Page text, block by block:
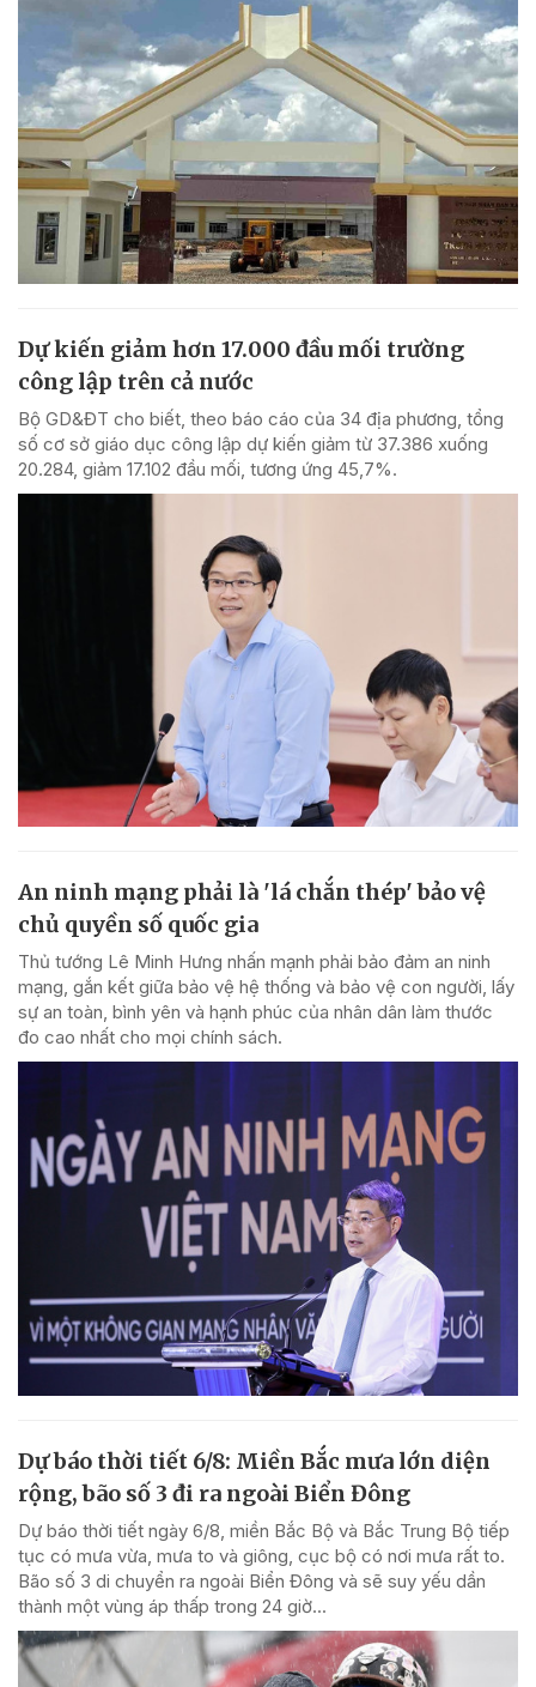
Dự kiến giảm hơn 17.000 đầu mối trường
công lập trên cả nước
Bộ GD&ĐT cho biết, theo báo cáo của 34 địa phương, tổng
số cơ sở giáo dục công lập dự kiến giảm từ 37.386 xuống
20.284, giảm 17.102 đầu mối, tương ứng 45,7%.
An ninh mạng phải là 'lá chắn thép' bảo vệ
chủ quyền số quốc gia
Thủ tướng Lê Minh Hưng nhấn mạnh phải bảo đảm an ninh
mạng, gắn kết giữa bảo vệ hệ thống và bảo vệ con người, lấy
sự an toàn, bình yên và hạnh phúc của nhân dân làm thước
đo cao nhất cho mọi chính sách.
Dự báo thời tiết 6/8: Miền Bắc mưa lớn diện
rộng, bão số 3 đi ra ngoài Biển Đông
Dự báo thời tiết ngày 6/8, miền Bắc Bộ và Bắc Trung Bộ tiếp
tục có mưa vừa, mưa to và giông, cục bộ có nơi mưa rất to.
Bão số 3 di chuyển ra ngoài Biển Đông và sẽ suy yếu dần
thành một vùng áp thấp trong 24 giờ...